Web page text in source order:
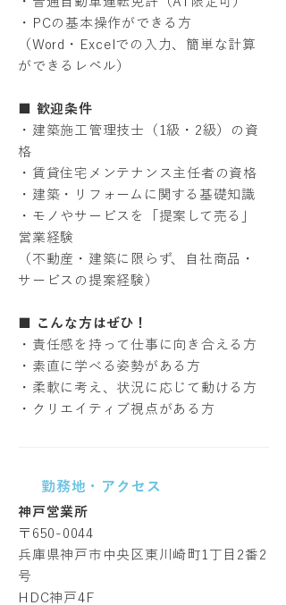
・PCの基本操作ができる方
（Word・Excelでの入力、簡単な計算
ができるレベル）
■ 歓迎条件
・建築施工管理技士（1級・2級）の資
格
・賃貸住宅メンテナンス主任者の資格
・建築・リフォームに関する基礎知識
・モノやサービスを「提案して売る」
営業経験
（不動産・建築に限らず、自社商品・
サービスの提案経験）
■ こんな方はぜひ！
・責任感を持って仕事に向き合える方
・素直に学べる姿勢がある方
・柔軟に考え、状況に応じて動ける方
・クリエイティブ視点がある方
勤務地・アクセス
神戸営業所
〒650-0044
兵庫県神戸市中央区東川崎町1丁目2番2
号
HDC神戸4F